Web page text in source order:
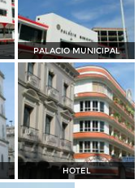
PALACIO MUNICIPAL
HOTEL